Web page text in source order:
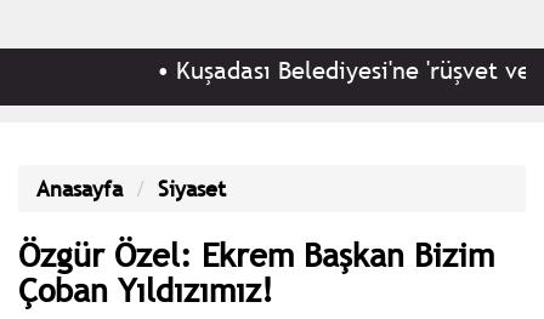
Kuşadası Belediyesi'ne 'rüşvet ve
Anasayfa Siyaset
Özgür Özel: Ekrem Başkan Bizim
Çoban Yıldızımız!